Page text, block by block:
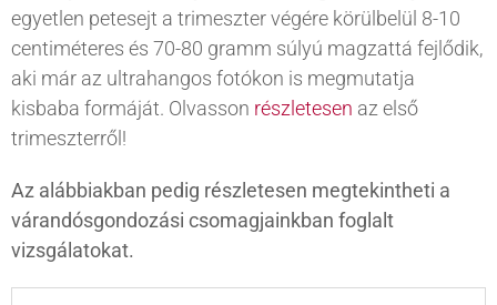
egyetlen petesejt a trimeszter végére körülbelül 8-10
centiméteres és 70-80 gramm súlyú magzattá fejlődik,
aki már az ultrahangos fotókon is megmutatja
kisbaba formáját. Olvasson részletesen az első
trimeszterről!
Az alábbiakban pedig részletesen megtekintheti a
várandósgondozási csomagjainkban foglalt
vizsgálatokat.